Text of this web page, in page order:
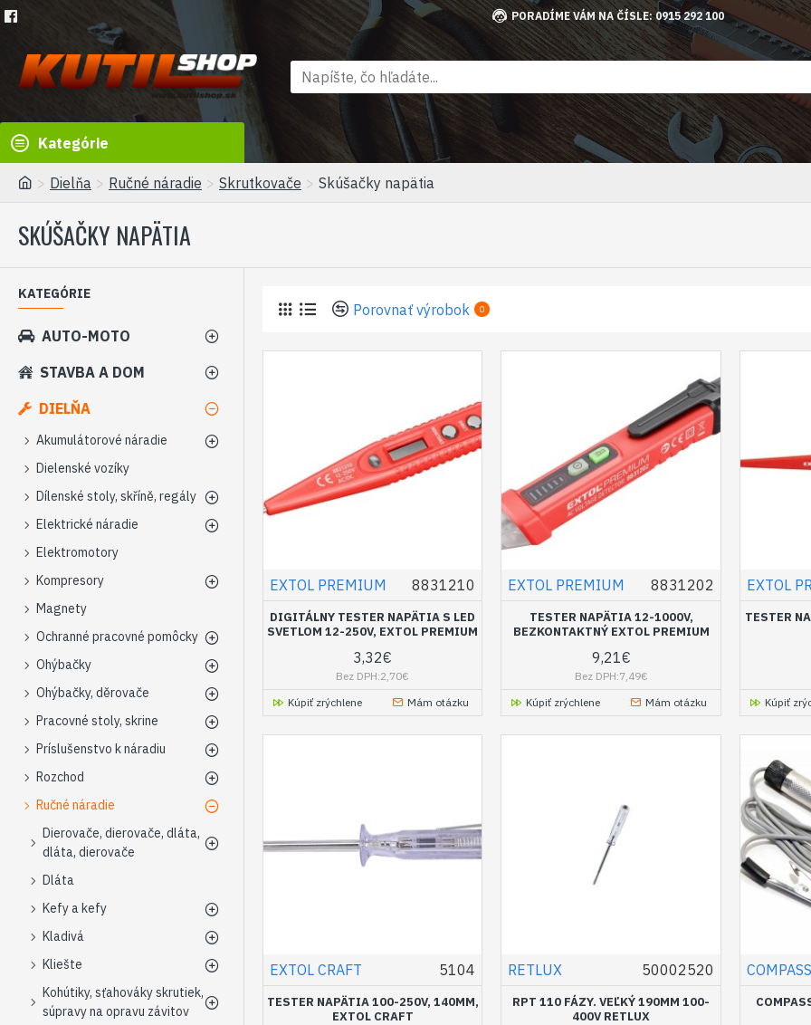
PORADÍME VÁM NA ČÍSLE: 0915 292 100
Kategórie
Dielňa Ručné náradie Skrutkovače Skúšačky napätia
SKÚŠAČKY NAPÄTIA
KATEGÓRIE
AUTO-MOTO
STAVBA A DOM
DIELŇA
Akumulátorové náradie
Dielenské vozíky
Dílenské stoly, skříně, regály
Elektrické náradie
Elektromotory
Kompresory
Magnety
Ochranné pracovné pomôcky
Ohýbačky
Ohýbačky, děrovače
Pracovné stoly, skrine
Príslušenstvo k náradiu
Rozchod
Ručné náradie
Dierovače, dierovače, dláta,
dláta, dierovače
Dláta
Kefy a kefy
Kladivá
Kliešte
Kohútiky, sťahováky skrutiek,
súpravy na opravu závitov
Porovnať výrobok 0
EXTOL PREMIUM 8831210
DIGITÁLNY TESTER NAPÄTIA S LED
SVETLOM 12-250V, EXTOL PREMIUM
3,32€
Bez DPH:2,70€
Kúpiť zrýchlene
Mám otázku
EXTOL PREMIUM 8831202
TESTER NAPÄTIA 12-1000V,
BEZKONTAKTNÝ EXTOL PREMIUM
9,21€
Bez DPH:7,49€
Kúpiť zrýchlene
Mám otázku
EXTOL
TESTER
Kúpiť
EXTOL CRAFT 5104
TESTER NAPÄTIA 100-250V, 140MM,
EXTOL CRAFT
RETLUX 50002520
RPT 110 FÁZY. VEĽKÝ 190MM 100-
400V RETLUX
COMPASS